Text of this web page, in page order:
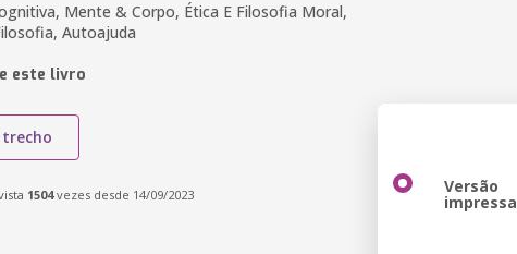
Mente & Corpo, Ética E Filosofia Moral,
Autoajuda
este livro
1504vezes desde 14/09/2023 Versão
impressa